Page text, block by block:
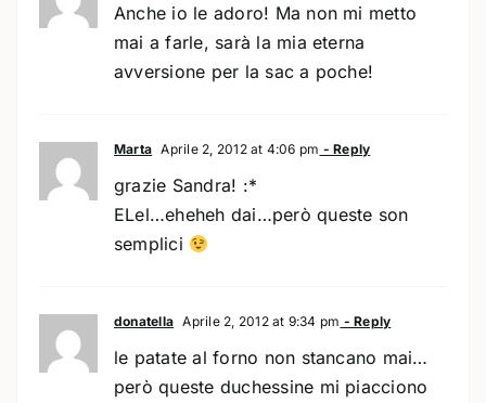
Anche io le adoro! Ma non mi metto
mai a farle, sarà la mia eterna
avversione per la sac a poche!
Marta Aprile 2, 2012 at 4:06 pm - Reply
grazie Sandra! :*
ELel…eheheh dai…però queste son
semplici
donatella Aprile 2, 2012 at 9:34 pm - Reply
le patate al forno non stancano mai…
però queste duchessine mi piacciono